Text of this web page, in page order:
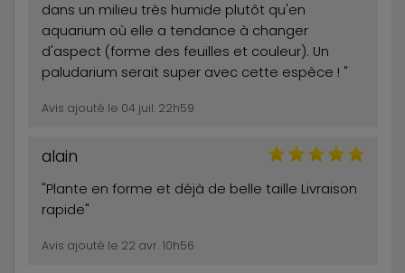
dans un milieu très humide plutôt qu'en
aquarium où elle a tendance à changer
d'aspect (forme des feuilles et couleur). Un
paludarium serait super avec cette espèce ! "
Avis ajouté le 04 juil. 22h59
alain
"Plante en forme et déjà de belle taille Livraison
rapide"
Avis ajouté le 22 avr. 10h56